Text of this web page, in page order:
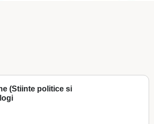
(Stiinte politice si